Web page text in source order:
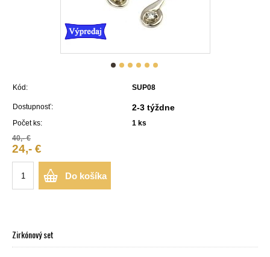
Kód: SUP08
Dostupnosť: 2-3 týždne
Počet ks: 1 ks
40,- €
24,- €
Do košíka
Zirkónový set